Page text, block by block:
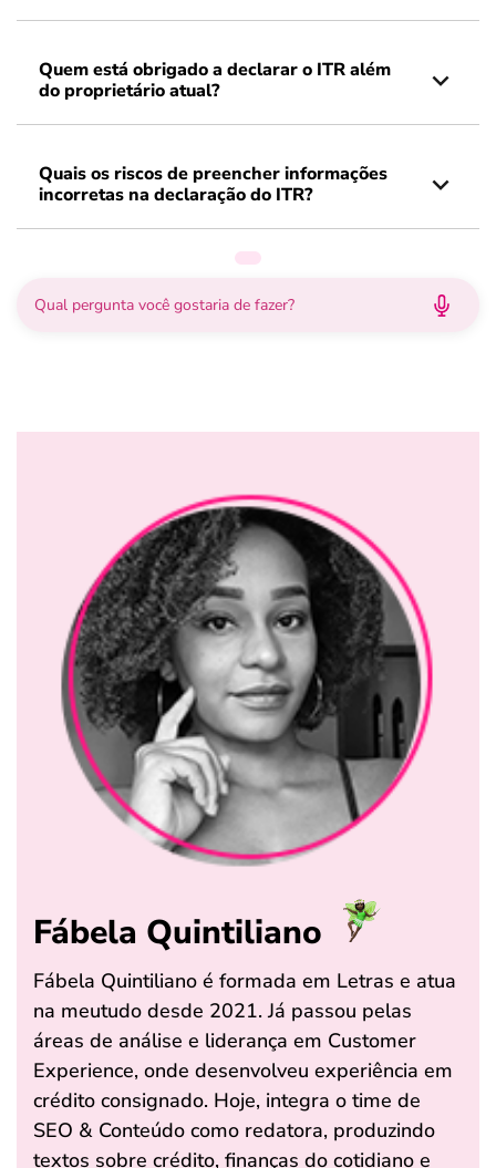
Quem está obrigado a declarar o ITR além
do proprietário atual?
Quais os riscos de preencher informações
incorretas na declaração do ITR?
Fábela Quintiliano
Fábela Quintiliano é formada em Letras e atua
na meutudo desde 2021. Já passou pelas
áreas de análise e liderança em Customer
Experience, onde desenvolveu experiência em
crédito consignado. Hoje, integra o time de
SEO & Conteúdo como redatora, produzindo
textos sobre crédito, finanças do cotidiano e